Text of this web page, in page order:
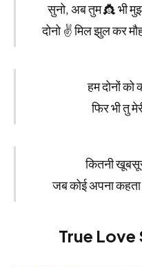
सुनो, अब तुम 👸 भी
दोनो ✌ मिल झुल कर
हम दोनों को
फिर भी तु
कितनी
जब कोई अपना
True Love